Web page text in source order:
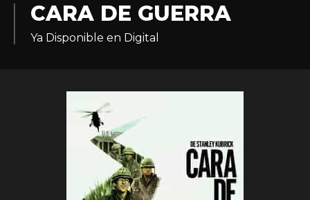
Experiencias
CARA DE GUERRA
Ya Disponible en Digital